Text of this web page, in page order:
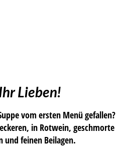
Lieben!
vom ersten Menü gefallen?
in Rotwein, geschmorte
und feinen Beilagen.